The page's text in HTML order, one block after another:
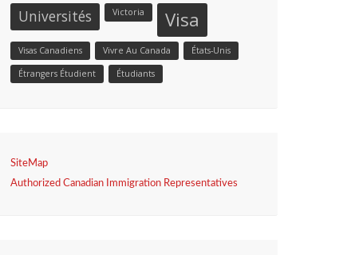
Universités Victoria Visa
Visas Canadiens Vivre Au Canada États-Unis
Étrangers Étudient Étudiants
SiteMap
Authorized Canadian Immigration Representatives